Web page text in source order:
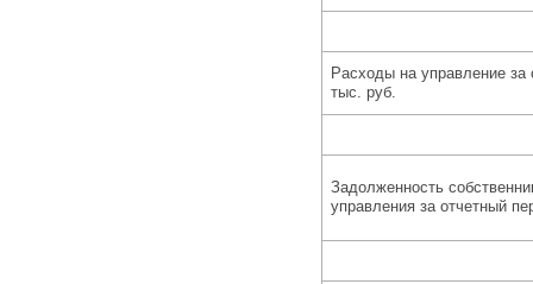
Расходы на управление за
тыс. руб.
Задолженность
управления за отчетный